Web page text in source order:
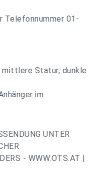
Telefonnummer 01-
mittlere Statur, dunkle
im
UNTER
- WWW.OTS.AT |